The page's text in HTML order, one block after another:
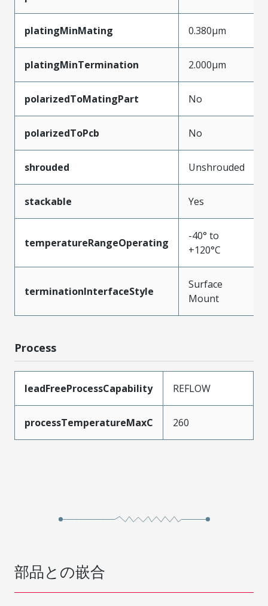
platingMinMating 0.380µm
platingMinTermination 2.000µm
polarizedToMatingPart No
polarizedToPcb No
shrouded Unshrouded
stackable Yes
temperatureRangeOperating
-40° to
+120°C
terminationInterfaceStyle
Surface
Mount
Process
leadFreeProcessCapability REFLOW
processTemperatureMaxC 260
部品との嵌合